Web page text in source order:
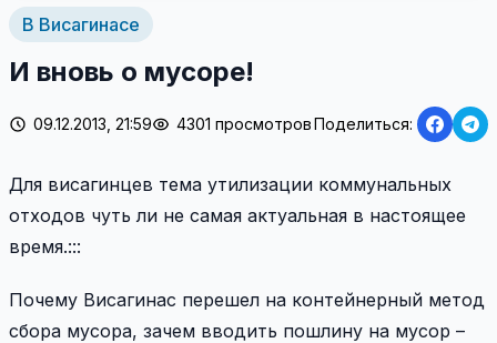
В Висагинасе
И вновь о мусоре!
09.12.2013, 21:59 4301 просмотровПоделиться:
Для висагинцев тема утилизации коммунальных
отходов чуть ли не самая актуальная в настоящее
время.:::
Почему Висагинас перешел на контейнерный метод
сбора мусора, зачем вводить пошлину на мусор –